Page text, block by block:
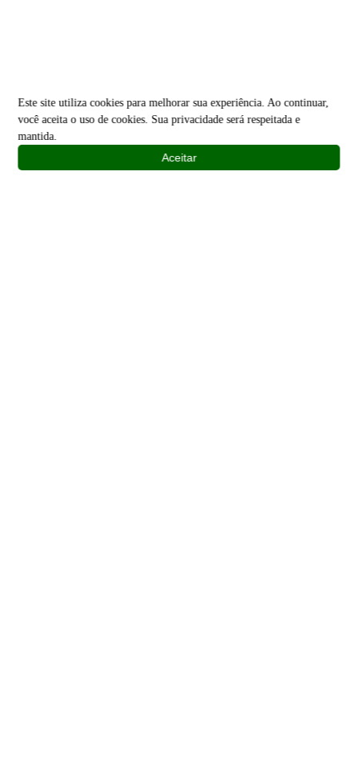
Este site utiliza cookies para melhorar sua experiência. Ao continuar,
você aceita o uso de cookies. Sua privacidade será respeitada e
mantida.
Aceitar